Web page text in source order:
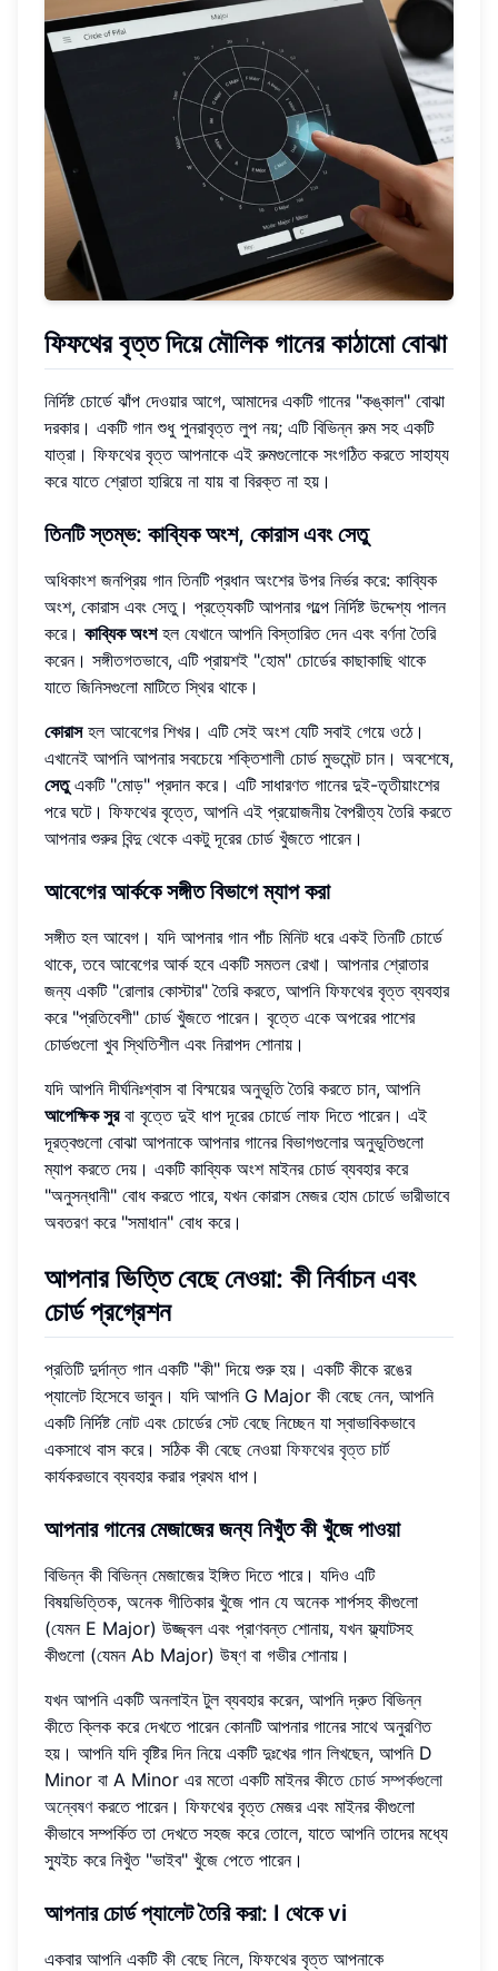
ফিফথের বৃত্ত দিয়ে মৌলিক গানের কাঠামো বোঝা
নির্দিষ্ট চোর্ডে ঝাঁপ দেওয়ার আগে, আমাদের একটি গানের "কঙ্কাল" বোঝা
দরকার। একটি গান শুধু পুনরাবৃত্ত লুপ নয়; এটি বিভিন্ন রুম সহ একটি
যাত্রা। ফিফথের বৃত্ত আপনাকে এই রুমগুলোকে সংগঠিত করতে সাহায্য
করে যাতে শ্রোতা হারিয়ে না যায় বা বিরক্ত না হয়।
তিনটি স্তম্ভ: কাব্যিক অংশ, কোরাস এবং সেতু
অধিকাংশ জনপ্রিয় গান তিনটি প্রধান অংশের উপর নির্ভর করে: কাব্যিক
অংশ, কোরাস এবং সেতু। প্রত্যেকটি আপনার গল্পে নির্দিষ্ট উদ্দেশ্য পালন
করে। কাব্যিক অংশহল যেখানে আপনি বিস্তারিত দেন এবং বর্ণনা তৈরি
করেন। সঙ্গীতগতভাবে, এটি প্রায়শই "হোম" চোর্ডের কাছাকাছি থাকে
যাতে জিনিসগুলো মাটিতে স্থির থাকে।
কোরাসহল আবেগের শিখর। এটি সেই অংশ যেটি সবাই গেয়ে ওঠে।
এখানেই আপনি আপনার সবচেয়ে শক্তিশালী চোর্ড মুভমেন্ট চান। অবশেষে,
সেতুএকটি "মোড়" প্রদান করে। এটি সাধারণত গানের দুই-তৃতীয়াংশের
পরে ঘটে। ফিফথের বৃত্তে, আপনি এই প্রয়োজনীয় বৈপরীত্য তৈরি করতে
আপনার শুরুর বিন্দু থেকে একটু দূরের চোর্ড খুঁজতে পারেন।
আবেগের আর্ককে সঙ্গীত বিভাগে ম্যাপ করা
সঙ্গীত হল আবেগ। যদি আপনার গান পাঁচ মিনিট ধরে একই তিনটি চোর্ডে
থাকে, তবে আবেগের আর্ক হবে একটি সমতল রেখা। আপনার শ্রোতার
জন্য একটি "রোলার কোস্টার" তৈরি করতে, আপনি ফিফথের বৃত্ত ব্যবহার
করে "প্রতিবেশী" চোর্ড খুঁজতে পারেন। বৃত্তে একে অপরের পাশের
চোর্ডগুলো খুব স্থিতিশীল এবং নিরাপদ শোনায়।
যদি আপনি দীর্ঘনিঃশ্বাস বা বিস্ময়ের অনুভূতি তৈরি করতে চান, আপনি
আপেক্ষিক সুরবা বৃত্তে দুই ধাপ দূরের চোর্ডে লাফ দিতে পারেন। এই
দূরত্বগুলো বোঝা আপনাকে আপনার গানের বিভাগগুলোর অনুভূতিগুলো
ম্যাপ করতে দেয়। একটি কাব্যিক অংশ মাইনর চোর্ড ব্যবহার করে
"অনুসন্ধানী" বোধ করতে পারে, যখন কোরাস মেজর হোম চোর্ডে ভারীভাবে
অবতরণ করে "সমাধান" বোধ করে।
আপনার ভিত্তি বেছে নেওয়া: কী নির্বাচন এবং
চোর্ড প্রগ্রেশন
প্রতিটি দুর্দান্ত গান একটি "কী" দিয়ে শুরু হয়। একটি কীকে রঙের
প্যালেট হিসেবে ভাবুন। যদি আপনি G Major কী বেছে নেন, আপনি
একটি নির্দিষ্ট নোট এবং চোর্ডের সেট বেছে নিচ্ছেন যা স্বাভাবিকভাবে
একসাথে বাস করে। সঠিক কী বেছে নেওয়া ফিফথের বৃত্ত চার্ট
কার্যকরভাবে ব্যবহার করার প্রথম ধাপ।
আপনার গানের মেজাজের জন্য নিখুঁত কী খুঁজে পাওয়া
বিভিন্ন কী বিভিন্ন মেজাজের ইঙ্গিত দিতে পারে। যদিও এটি
বিষয়ভিত্তিক, অনেক গীতিকার খুঁজে পান যে অনেক শার্পসহ কীগুলো
(যেমন E Major) উজ্জ্বল এবং প্রাণবন্ত শোনায়, যখন ফ্ল্যাটসহ
কীগুলো (যেমন Ab Major) উষ্ণ বা গভীর শোনায়।
যখন আপনি একটি অনলাইন টুল ব্যবহার করেন, আপনি দ্রুত বিভিন্ন
কীতে ক্লিক করে দেখতে পারেন কোনটি আপনার গানের সাথে অনুরণিত
হয়। আপনি যদি বৃষ্টির দিন নিয়ে একটি দুঃখের গান লিখছেন, আপনি D
Minor বা A Minor এর মতো একটি মাইনর কীতে চোর্ড সম্পর্কগুলো
অন্বেষণকরতে পারেন। ফিফথের বৃত্ত মেজর এবং মাইনর কীগুলো
কীভাবে সম্পর্কিত তা দেখতে সহজ করে তোলে, যাতে আপনি তাদের মধ্যে
স্যুইচ করে নিখুঁত "ভাইব" খুঁজে পেতে পারেন।
আপনার চোর্ড প্যালেট তৈরি করা: I থেকে vi
একবার আপনি একটি কী বেছে নিলে, ফিফথের বৃত্ত আপনাকে